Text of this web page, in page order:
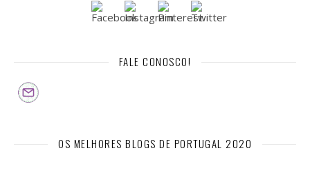
FALE CONOSCO!
OS MELHORES BLOGS DE PORTUGAL 2020